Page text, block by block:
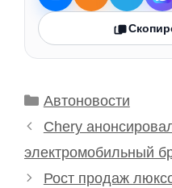
Рубрики
Автоновости
Chery
электромобильный
Рост продаж